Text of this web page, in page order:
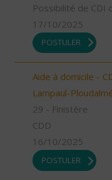
Possibilité de CDI
17/10/2025
POSTULER
Aide à domicile -
Lampaul-
29 - Finistère
CDD
16/10/2025
POSTULER